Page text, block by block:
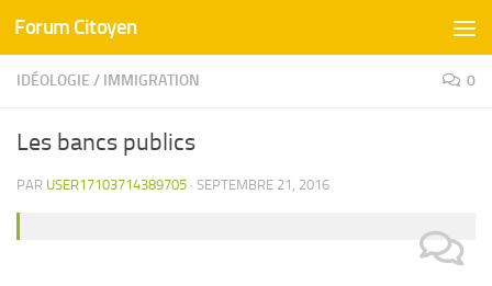
Skip to content
Forum Citoyen
IDÉOLOGIE / IMMIGRATION 0
Les bancs publics
PAR USER17103714389705 · SEPTEMBRE 21, 2016